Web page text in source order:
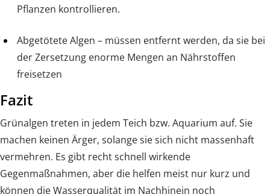
Pflanzen kontrollieren.
Abgetötete Algen – müssen entfernt werden, da sie bei
der Zersetzung enorme Mengen an Nährstoffen
freisetzen
Fazit
Grünalgen treten in jedem Teich bzw. Aquarium auf. Sie
machen keinen Ärger, solange sie sich nicht massenhaft
vermehren. Es gibt recht schnell wirkende
Gegenmaßnahmen, aber die helfen meist nur kurz und
können die Wasserqualität im Nachhinein noch